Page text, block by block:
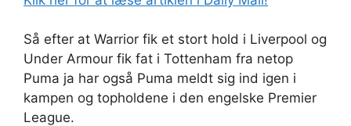
Så efter at Warrior fik et stort hold i Liverpool og
Under Armour fik fat i Tottenham fra netop
Puma ja har også Puma meldt sig ind igen i
kampen og topholdene i den engelske Premier
League.